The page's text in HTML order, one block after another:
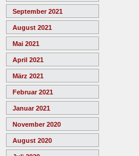
September 2021
August 2021
Mai 2021
April 2021
März 2021
Februar 2021
Januar 2021
November 2020
August 2020